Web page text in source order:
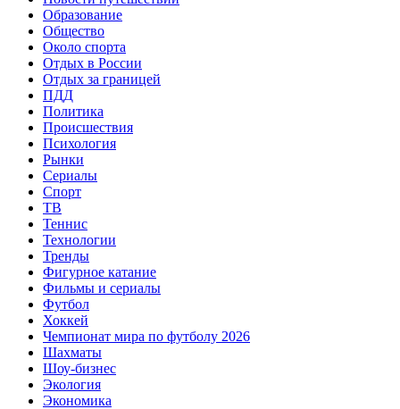
Образование
Общество
Около спорта
Отдых в России
Отдых за границей
ПДД
Политика
Происшествия
Психология
Рынки
Сериалы
Спорт
ТВ
Теннис
Технологии
Тренды
Фигурное катание
Фильмы и сериалы
Футбол
Хоккей
Чемпионат мира по футболу 2026
Шахматы
Шоу-бизнес
Экология
Экономика